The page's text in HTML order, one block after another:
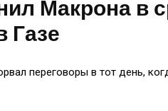
Макрона в
Газе
переговоры в тот день,